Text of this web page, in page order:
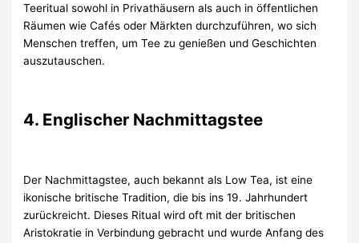
Teeritual sowohl in Privathäusern als auch in öffentlichen
Räumen wie Cafés oder Märkten durchzuführen, wo sich
Menschen treffen, um Tee zu genießen und Geschichten
auszutauschen.
4. Englischer Nachmittagstee
Der Nachmittagstee, auch bekannt als Low Tea, ist eine
ikonische britische Tradition, die bis ins 19. Jahrhundert
zurückreicht. Dieses Ritual wird oft mit der britischen
Aristokratie in Verbindung gebracht und wurde Anfang des